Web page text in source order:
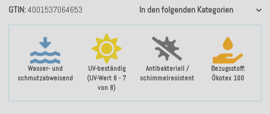
Wasser- und
schmutzabweisend
UV-beständig
(UV-Wert 6 - 7
von 8)
Antibakteriell /
schimmelresistent
Bezugsstoff:
Ökotex 100
GTIN 4001537064653 In den folgenden Kategorien